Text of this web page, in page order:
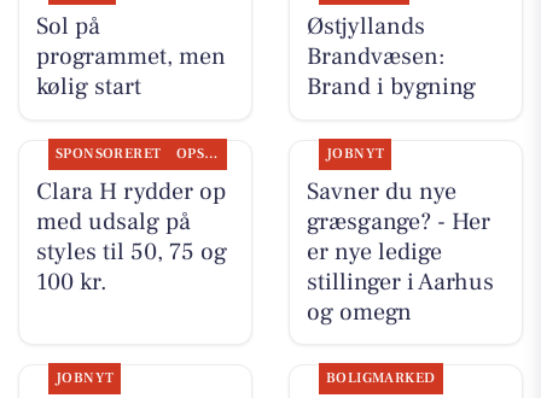
Sol på
programmet, men
kølig start
Østjyllands
Brandvæsen:
Brand i bygning
SPONSORERET OPSLAGSTAVLEN
Clara H rydder op
med udsalg på
styles til 50, 75 og
100 kr.
JOBNYT
Savner du nye
græsgange? - Her
er nye ledige
stillinger i Aarhus
og omegn
JOBNYT BOLIGMARKED